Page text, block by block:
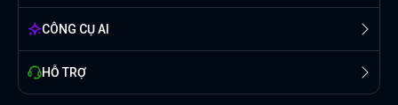
CÔNG CỤ AI
HỖ TRỢ